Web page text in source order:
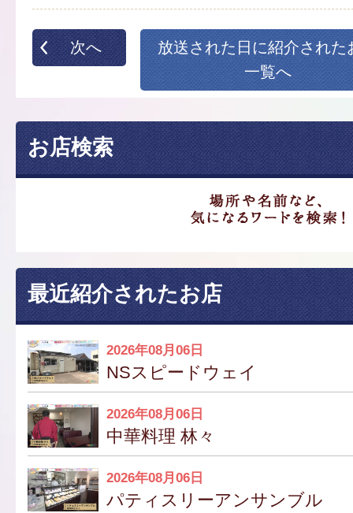
次へ
放送された日に紹介された
一覧へ
お店検索
最近紹介されたお店
2026年08月06日
NSスピードウェイ
2026年08月06日
中華料理 林々
2026年08月06日
パティスリーアンサンブル